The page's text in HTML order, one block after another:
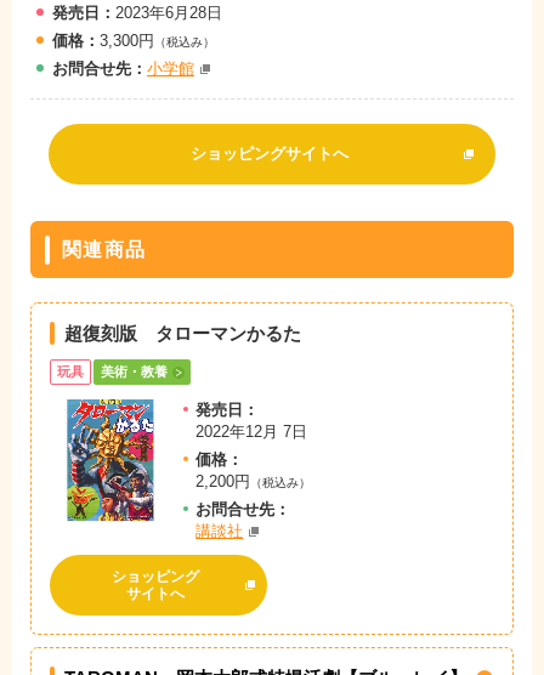
発売日： 2023年6月28日
価格： 3,300円 （税込み）
お問合せ先： 小学館
ショッピングサイトへ
関連商品
超復刻版 タローマンかるた
玩具 美術・教養
発売日：
2022年12月 7日
価格：
2,200円
（税込み）
お問合せ先：
講談社
ショッピング
サイトへ